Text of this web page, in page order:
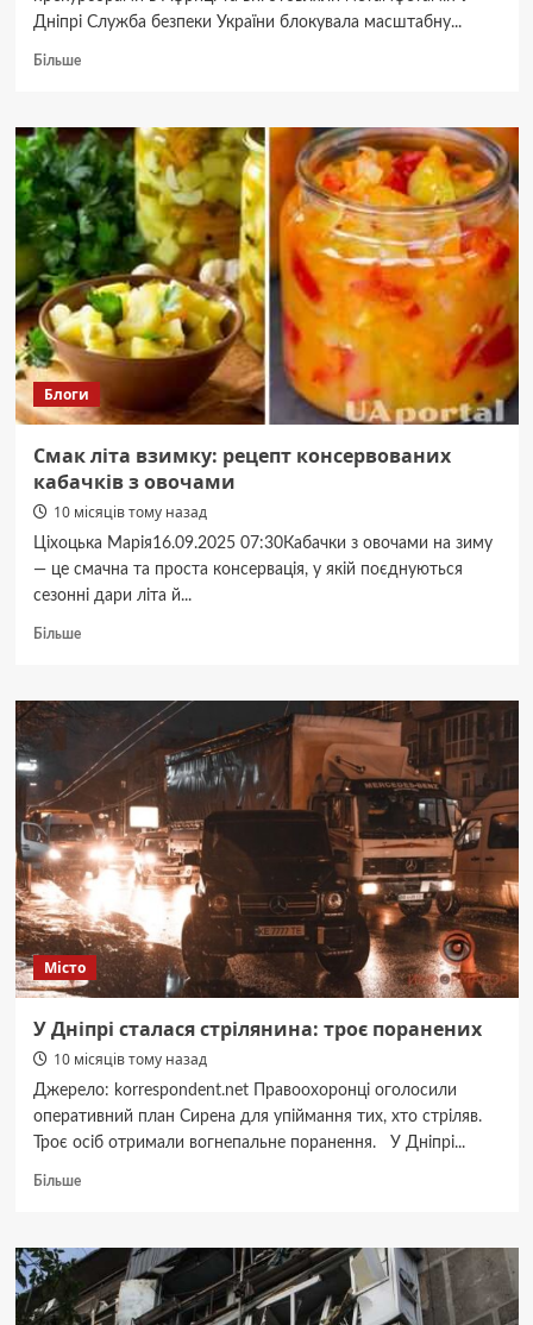
Дніпрі Служба безпеки України блокувала масштабну...
БільшеДокладніше
5
млн
грн
щомісяця:
масштабну
контрабанду
ліків
викрили
в
Дніпрі
Блоги
Смак літа взимку: рецепт консервованих
кабачків з овочами
10 місяців тому назад
Ціхоцька Марія16.09.2025 07:30Кабачки з овочами на зиму
— це смачна та проста консервація, у якій поєднуються
сезонні дари літа й...
БільшеДокладніше
літа
рецепт
консервованих
кабачків
з
овочами
Місто
У Дніпрі сталася стрілянина: троє поранених
10 місяців тому назад
Джерело: korrespondent.net Правоохоронці оголосили
оперативний план Сирена для упіймання тих, хто стріляв.
Троє осіб отримали вогнепальне поранення. У Дніпрі...
БільшеДокладніше
Дніпрі
сталася
стрілянина:
троє